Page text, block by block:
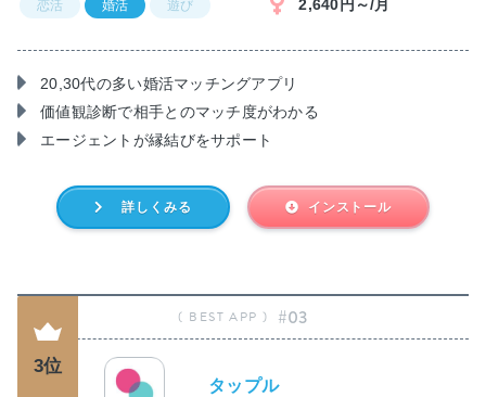
20,30代の多い婚活マッチングアプリ
価値観診断で相手とのマッチ度がわかる
エージェントが縁結びをサポート
恋活 婚活 遊び 2,640円～/月
詳しくみる インストール
3位
#03
タップル